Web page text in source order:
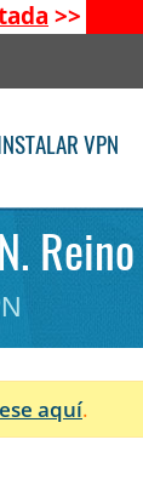
>>
INSTALAR VPN
aquí.